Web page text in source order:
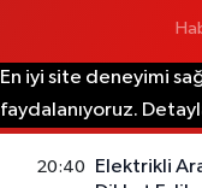
En iyi site deneyimi
faydalanıyoruz.
20:40
Elektrikli